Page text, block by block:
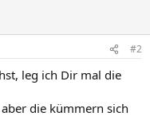
#2
leg ich Dir mal die
die kümmern sich